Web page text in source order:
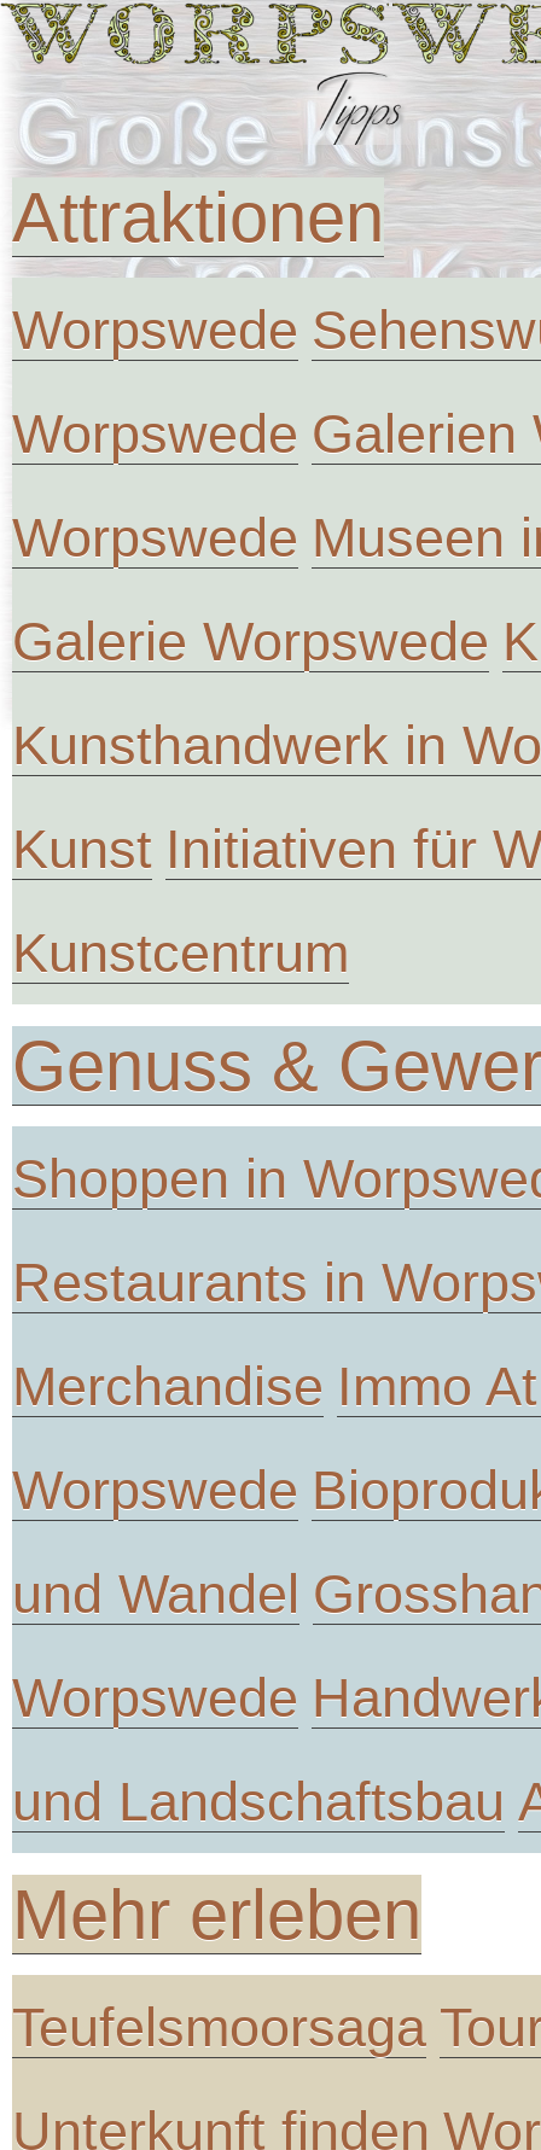
Attraktionen
Worpswede
Worpswede Galerien
Worpswede Museen
Galerie Worpswede
Kunsthandwerk in
Kunst Initiativen für
Kunstcentrum
Genuss &
Shoppen in
Restaurants in
Merchandise Immo
Worpswede
und Wandel
Worpswede
und Landschaftsbau
Mehr erleben
Teufelsmoorsaga
Unterkunft finden